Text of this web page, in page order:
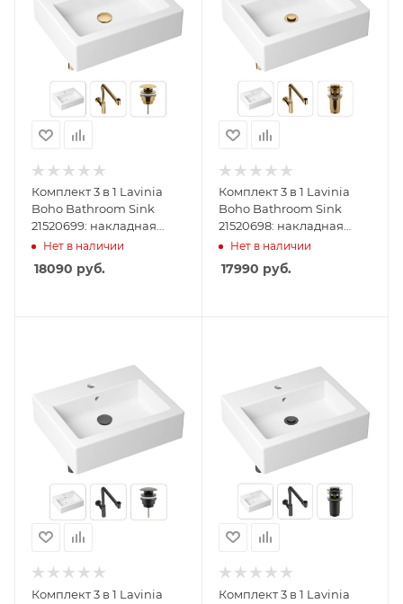
Комплект 3 в 1 Lavinia
Boho Bathroom Sink
21520699: накладная
раковина 50.5 см,
металлический сифон,
донный клапан
Нет в наличии
18090 руб.
Комплект 3 в 1 Lavinia
Boho Bathroom Sink
21520698: накладная
раковина 50.5 см,
металлический сифон,
донный клапан
Нет в наличии
17990 руб.
Комплект 3 в 1 Lavinia
Комплект 3 в 1 Lavinia